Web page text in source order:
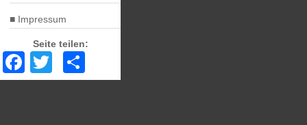
Impressum
Seite teilen:
Facebook
Twitter